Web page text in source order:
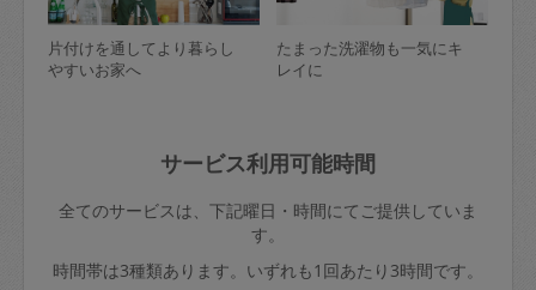
片付けを通してより暮らし
やすいお家へ
たまった洗濯物も一気にキ
レイに
サービス利用可能時間
全てのサービスは、下記曜日・時間にてご提供していま
す。
時間帯は3種類あります。いずれも1回あたり3時間です。